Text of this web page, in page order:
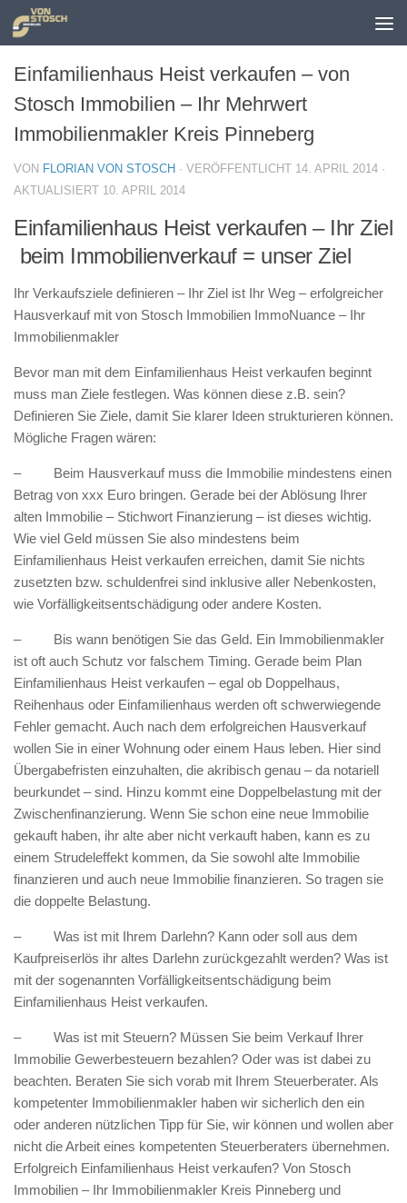
Zum Inhalt springen
Einfamilienhaus Heist verkaufen – von
Stosch Immobilien – Ihr Mehrwert
Immobilienmakler Kreis Pinneberg
VON FLORIAN VON STOSCH · VERÖFFENTLICHT 14. APRIL 2014 ·
AKTUALISIERT 10. APRIL 2014
Einfamilienhaus Heist verkaufen – Ihr Ziel
beim Immobilienverkauf = unser Ziel
Ihr Verkaufsziele definieren – Ihr Ziel ist Ihr Weg – erfolgreicher
Hausverkauf mit von Stosch Immobilien ImmoNuance – Ihr
Immobilienmakler
Bevor man mit dem Einfamilienhaus Heist verkaufen beginnt
muss man Ziele festlegen. Was können diese z.B. sein?
Definieren Sie Ziele, damit Sie klarer Ideen strukturieren können.
Mögliche Fragen wären:
– Beim Hausverkauf muss die Immobilie mindestens einen
Betrag von xxx Euro bringen. Gerade bei der Ablösung Ihrer
alten Immobilie – Stichwort Finanzierung – ist dieses wichtig.
Wie viel Geld müssen Sie also mindestens beim
Einfamilienhaus Heist verkaufen erreichen, damit Sie nichts
zusetzten bzw. schuldenfrei sind inklusive aller Nebenkosten,
wie Vorfälligkeitsentschädigung oder andere Kosten.
– Bis wann benötigen Sie das Geld. Ein Immobilienmakler
ist oft auch Schutz vor falschem Timing. Gerade beim Plan
Einfamilienhaus Heist verkaufen – egal ob Doppelhaus,
Reihenhaus oder Einfamilienhaus werden oft schwerwiegende
Fehler gemacht. Auch nach dem erfolgreichen Hausverkauf
wollen Sie in einer Wohnung oder einem Haus leben. Hier sind
Übergabefristen einzuhalten, die akribisch genau – da notariell
beurkundet – sind. Hinzu kommt eine Doppelbelastung mit der
Zwischenfinanzierung. Wenn Sie schon eine neue Immobilie
gekauft haben, ihr alte aber nicht verkauft haben, kann es zu
einem Strudeleffekt kommen, da Sie sowohl alte Immobilie
finanzieren und auch neue Immobilie finanzieren. So tragen sie
die doppelte Belastung.
– Was ist mit Ihrem Darlehn? Kann oder soll aus dem
Kaufpreiserlös ihr altes Darlehn zurückgezahlt werden? Was ist
mit der sogenannten Vorfälligkeitsentschädigung beim
Einfamilienhaus Heist verkaufen.
– Was ist mit Steuern? Müssen Sie beim Verkauf Ihrer
Immobilie Gewerbesteuern bezahlen? Oder was ist dabei zu
beachten. Beraten Sie sich vorab mit Ihrem Steuerberater. Als
kompetenter Immobilienmakler haben wir sicherlich den ein
oder anderen nützlichen Tipp für Sie, wir können und wollen aber
nicht die Arbeit eines kompetenten Steuerberaters übernehmen.
Erfolgreich Einfamilienhaus Heist verkaufen? Von Stosch
Immobilien – Ihr Immobilienmakler Kreis Pinneberg und